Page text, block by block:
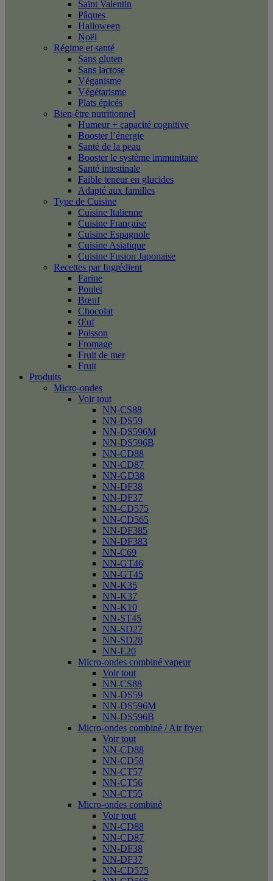
Saint Valentin
Pâques
Halloween
Noël
Régime et santé
Sans gluten
Sans lactose
Véganisme
Végétarisme
Plats épicés
Bien-être nutritionnel
Humeur + capacité cognitive
Booster l’énergie
Santé de la peau
Booster le système immunitaire
Santé intestinale
Faible teneur en glucides
Adapté aux familles
Type de Cuisine
Cuisine Italienne
Cuisine Française
Cuisine Espagnole
Cuisine Asiatique
Cuisine Fusion Japonaise
Recettes par Ingrédient
Farine
Poulet
Bœuf
Chocolat
Œuf
Poisson
Fromage
Fruit de mer
Fruit
Produits
Micro-ondes
Voir tout
NN-CS88
NN-DS59
NN-DS596M
NN-DS596B
NN-CD88
NN-CD87
NN-GD38
NN-DF38
NN-DF37
NN-CD575
NN-CD565
NN-DF385
NN-DF383
NN-C69
NN-GT46
NN-GT45
NN-K35
NN-K37
NN-K10
NN-ST45
NN-SD27
NN-SD28
NN-E20
Micro-ondes combiné vapeur
Voir tout
NN-CS88
NN-DS59
NN-DS596M
NN-DS596B
Micro-ondes combiné / Air fryer
Voir tout
NN-CD88
NN-CD58
NN-CT57
NN-CT56
NN-CT55
Micro-ondes combiné
Voir tout
NN-CD88
NN-CD87
NN-DF38
NN-DF37
NN-CD575